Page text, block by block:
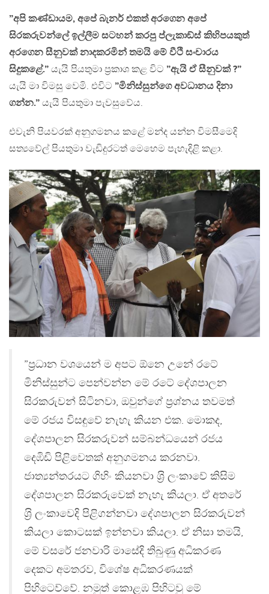
”අපි කණ්ඩායම, අපේ බැනර් එකත් අරගෙන අපේ
සිරකරුවන්ලේ ඉල්ලීම සටහන් කරපු ප්ලැකාඞ්ස් කිහිපයකුත්
අරගෙන සීනුවක් නාදකරමින් තමයි මේ වීථි සංචාරය
සිදුකළේ.” යැයි පියතුමා ප‍්‍රකාශ කළ විට ”ඇයි ඒ සීනුවක් ?”
යැයි මා විමසු වෙමි. එවිට ”මිනිස්සුන්ගෙ අවධානය දිනා
ගන්න.” යැයි පියතුමා පැවසුවේය.
එවැනි පියවරක් අනුගමනය කළේ මන්ද යන්න විමසීමෙදි
සත්‍යවේල් පියතුමා වැඩිදුරටත් මෙහෙම පැහැදිළි කළා.
”ප‍්‍රධාන වශයෙන් ම අපට ඕනෙ උනේ රටේ
මිනිස්සුන්ට පෙන්වන්න මේ රටේ දේශපාලන
සිරකරුවන් සිටිනවා, ඔවුන්ගේ ප‍්‍රශ්නය තවමත්
මේ රජය විසඳුවේ නැහැ කියන එක. මොකද,
දේශපාලන සිරකරුවන් සම්බන්ධයෙන් රජය
දෙඹිඩි පිළිවෙතක් අනුගමනය කරනවා.
ජාත්‍යන්තරයට ගිහිං කියනවා ශ‍්‍රි ලංකාවේ කිසිම
දේශපාලන සිරකරුවෙක් නැහැ කියලා. ඒ අතරේ
ශ‍්‍රි ලංකාවෙදි පිළිගන්නවා දේශපාලන සිරකරුවන්
කියලා කොටසක් ඉන්නවා කියලා. ඒ නිසා තමයි,
මේ වසරේ ජනවාරි මාසේදි තිබුණු අධිකරණ
දෙකට අමතරව, විශේෂ අධිකරණයක්
පිහිටෙව්වේ. නමුත් කොළඹ පිහිටවු මේ